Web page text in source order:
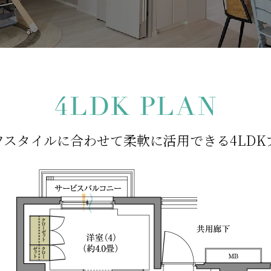
スタイルに合わせて柔軟に活用できる4LDK